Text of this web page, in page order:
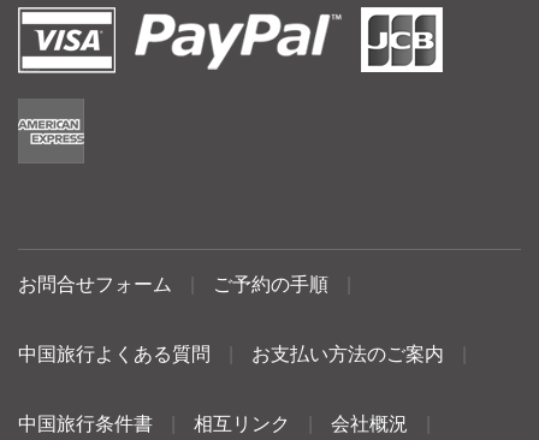
お問合せフォーム ご予約の手順
中国旅行よくある質問 お支払い方法のご案内
中国旅行条件書 相互リンク 会社概況